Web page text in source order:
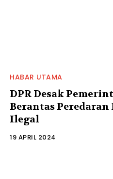
HABAR UTAMA
DPR Desak
Berantas
Ilegal
19 APRIL 2024